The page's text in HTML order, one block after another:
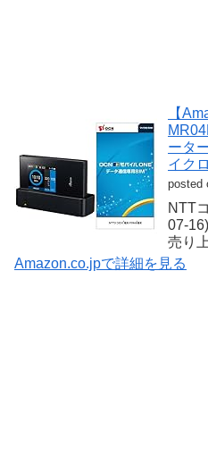
【
ータ
イク
posted
NTT
07-16)
売り
Amazon.co.jpで詳細を見る